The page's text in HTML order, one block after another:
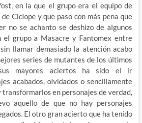
en la que el grupo era el equipo de
Ciclope y que paso con más pena que
no se achanto se deshizo de algunos
el grupo a Masacre y Fantomex entre
llamar demasiado la atención acabo
series de mutantes de los últimos
mayores aciertos ha sido el ir
acabados, olvidados o sencillamente
transformarlos en personajes de verdad,
aquello de que no hay personajes
El otro gran acierto que ha tenido